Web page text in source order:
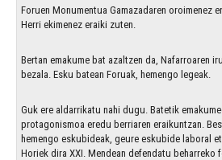
Foruen Monumentua Gamazadaren oroimenez
Herri ekimenez eraiki zuten.
Bertan emakume bat azaltzen da, Nafarroaren
bezala. Esku batean Foruak, hemengo legeak.
Guk ere aldarrikatu nahi dugu. Batetik
protagonismoa eredu berriaren eraikuntzan.
hemengo eskubideak, geure eskubide laboral
Horiek dira XXI. Mendean defendatu beharreko